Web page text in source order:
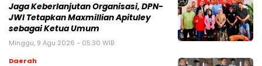
Jaga Keberlanjutan Organisasi, DPN-
JWI Tetapkan Maxmillian Apituley
sebagai Ketua Umum
Minggu, 9 Agu 2026 - 05:30 WIB
Daerah